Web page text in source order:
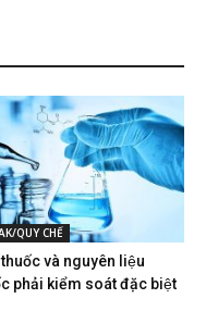
QUY CHẾ
thuốc và nguyên liệu
phải kiểm soát đặc biệt